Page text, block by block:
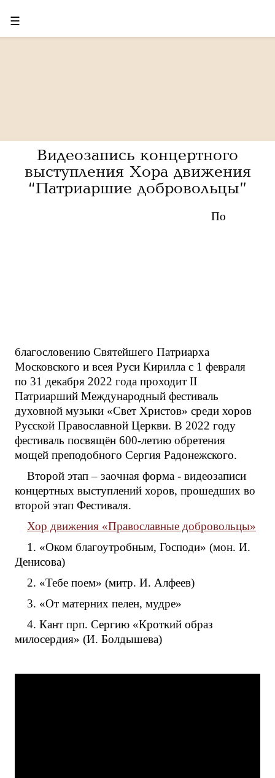
☰
Видеозапись концертного
выступления Хора движения
“Патриаршие добровольцы”
По
благословению Святейшего Патриарха
Московского и всея Руси Кирилла с 1 февраля
по 31 декабря 2022 года проходит II
Патриарший Международный фестиваль
духовной музыки «Свет Христов» среди хоров
Русской Православной Церкви. В 2022 году
фестиваль посвящён 600-летию обретения
мощей преподобного Сергия Радонежского.
Второй этап – заочная форма - видеозаписи
концертных выступлений хоров, прошедших во
второй этап Фестиваля.
Хор движения «Православные добровольцы»
1. «Оком благоутробным, Господи» (мон. И.
Денисова)
2. «Тебе поем» (митр. И. Алфеев)
3. «От матерних пелен, мудре»
4. Кант прп. Сергию «Кроткий образ
милосердия» (И. Болдышева)